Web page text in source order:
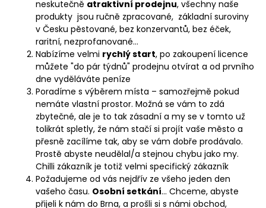
neskutečně atraktivní prodejnu, všechny naše
produkty jsou ručně zpracované, základní suroviny
v Česku pěstované, bez konzervantů, bez éček,
raritní, nezprofanované…
Nabízíme velmi rychlý start, po zakoupení licence
můžete "do pár týdnů" prodejnu otvírat a od prvního
dne vyděláváte peníze
Poradíme s výběrem místa – samozřejmě pokud
nemáte vlastní prostor. Možná se vám to zdá
zbytečné, ale je to tak zásadní a my se v tomto už
tolikrát spletly, že nám stačí si projít vaše město a
přesně zacílíme tak, aby se vám dobře prodávalo.
Prostě abyste neudělal/a stejnou chybu jako my.
Chilli zákazník je totiž velmi specifický zákazník
Požadujeme od vás nejdřív ze všeho jeden den
vašeho času. Osobní setkání... Chceme, abyste
přijeli k nám do Brna, a prošli si s námi obchod,